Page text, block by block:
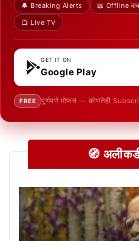
🔔 Breaking Alerts 📖 Offline
📺 Live TV
GET IT ON
Google Play
FREE पूर्णपणे मोफत — कोणतेही
🧭